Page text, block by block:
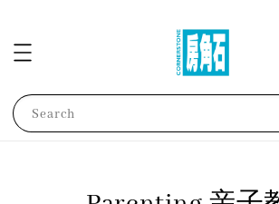
Search